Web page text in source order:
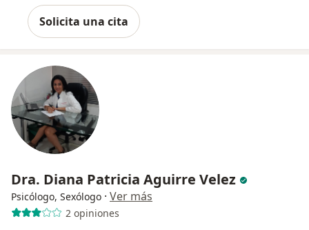
Solicita una cita
Dra. Diana Patricia Aguirre Velez
Psicólogo, Sexólogo · Ver más
2 opiniones